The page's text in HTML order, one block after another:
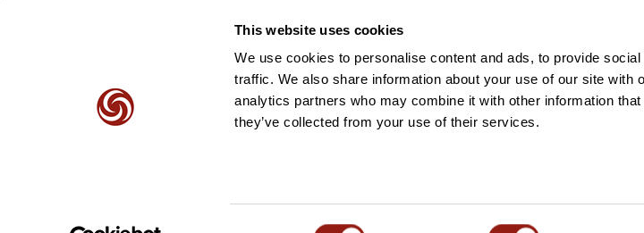
This website uses cookies
We use cookies to personalise content and ads, to provide
traffic. We also share information about your use of our site with
analytics partners who may combine it with other information
they’ve collected from your use of their services.